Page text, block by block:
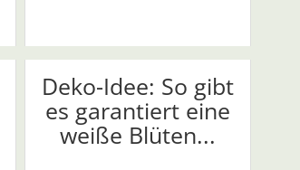
Deko-Idee: So gibt
es garantiert eine
weiße Blüten...